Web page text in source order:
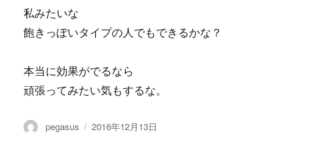
私みたいな
飽きっぽいタイプの人でもできるかな？
本当に効果がでるなら
頑張ってみたい気もするな。
投
pegasus
投
2016年12月13日